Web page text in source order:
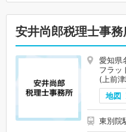
安井尚郎税理士事務
愛知県
フラッ
(上前
地図
東別院